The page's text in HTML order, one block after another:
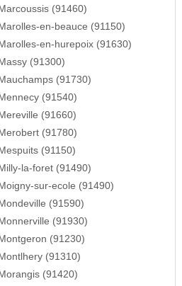
(91460)
en-beauce (91150)
en-hurepoix (91630)
(91300)
(91730)
(91540)
(91660)
(91780)
(91150)
la-foret (91490)
sur-ecole (91490)
(91590)
(91930)
(91230)
(91310)
(91420)